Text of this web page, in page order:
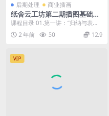
后期处理 商业插画
纸舍云工坊第二期插图基础技
法演示与讲解2020年【画质还
可以只有视频】
课程目录 01.第一讲：“归纳与表
现”，从写生过渡到角色.mp4 02.第
二讲：...
2 年前 50 12.9
VIP